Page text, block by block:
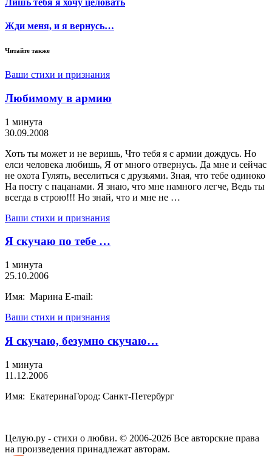
Лишь тебя я хочу целовать
Жди меня, и я вернусь…
Читайте также
Ваши стихи и признания
Любимому в армию
1 минута
30.09.2008
Хоть ты может и не веришь, Что тебя я с армии дождусь. Но
елси человека любишь, Я от много отвернусь. Да мне и сейчас
не охота Гулять, веселиться с друзьями. Зная, что тебе одиноко
На посту с пацанами. Я знаю, что мне намного легче, Ведь ты
всегда в строю!!! Но знай, что и мне не …
Ваши стихи и признания
Я скучаю по тебе …
1 минута
25.10.2006
Имя: Марина E-mail:
Ваши стихи и признания
Я скучаю, безумно скучаю…
1 минута
11.12.2006
Имя: ЕкатеринаГород: Санкт-Петербург
Целую.ру - стихи о любви. © 2006-2026 Все авторские права
на произведения принадлежат авторам.